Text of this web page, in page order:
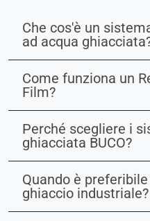
Che cos'è un
ad acqua
Come funziona un
Film?
Perché scegliere i
ghiacciata BUCO?
Quando è
ghiaccio industriale?